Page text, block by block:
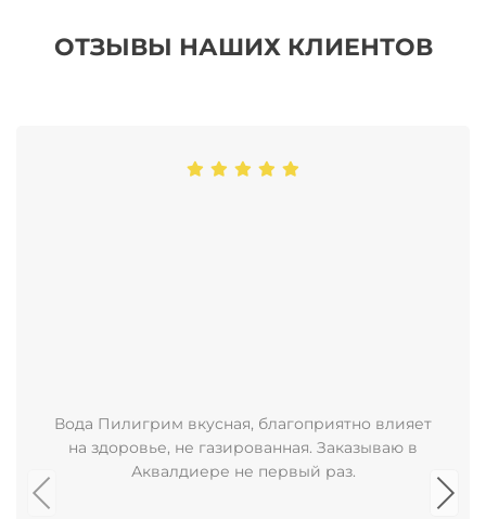
ОТЗЫВЫ НАШИХ КЛИЕНТОВ
Вода Пилигрим вкусная, благоприятно влияет
на здоровье, не газированная. Заказываю в
Аквалдиере не первый раз.